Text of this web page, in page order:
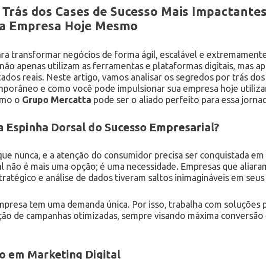
dos Cases de Sucesso Mais
Empresa Hoje Mesmo
transformar negócios de forma ágil, escalável e
apenas utilizam as ferramentas e plataformas digitais, mas
reais. Neste artigo, vamos analisar os segredos por trás dos
e como você pode impulsionar sua empresa hoje
o Grupo Mercatta pode ser o aliado perfeito para essa
Dorsal do Sucesso Empresarial?
nunca, e a atenção do consumidor precisa ser conquistada
é mais uma opção; é uma necessidade. Empresas que
e análise de dados tiveram saltos inimagináveis em
tem uma demanda única. Por isso, trabalha com soluções
de campanhas otimizadas, sempre visando máxima
em Marketing Digital